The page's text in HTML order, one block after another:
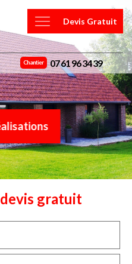
Devis Gratuit
Chantier 07 61 96 34 39
gratuit